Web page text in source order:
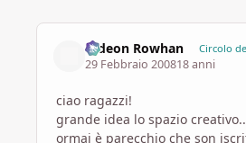
Gideon Rowhan Circolo
29 Febbraio 200818 anni
ciao ragazzi!
grande idea lo spazio
ormai è parecchio che son